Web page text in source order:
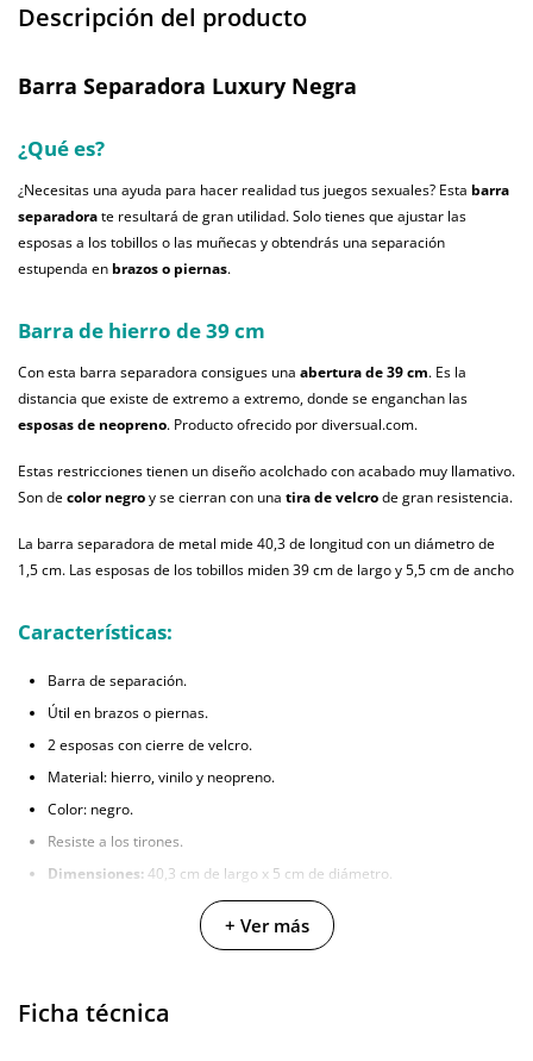
Descripción del producto
Barra Separadora Luxury Negra
¿Qué es?
¿Necesitas una ayuda para hacer realidad tus juegos sexuales? Esta barra
separadorate resultará de gran utilidad. Solo tienes que ajustar las
esposas a los tobillos o las muñecas y obtendrás una separación
estupenda en brazos o piernas.
Barra de hierro de 39 cm
Con esta barra separadora consigues una abertura de 39 cm. Es la
distancia que existe de extremo a extremo, donde se enganchan las
esposas de neopreno. Producto ofrecido por diversual.com.
Estas restricciones tienen un diseño acolchado con acabado muy llamativo.
Son decolor negroy se cierran con una tira de velcrode gran resistencia.
La barra separadora de metal mide 40,3 de longitud con un diámetro de
1,5 cm. Las esposas de los tobillos miden 39 cm de largo y 5,5 cm de ancho
Características:
Barra de separación.
Útil en brazos o piernas.
2 esposas con cierre de velcro.
Material: hierro, vinilo y neopreno.
Color: negro.
Resiste a los tirones.
Dimensiones:40,3 cm de largo x 5 cm de diámetro.
+ Ver más
Ficha técnica